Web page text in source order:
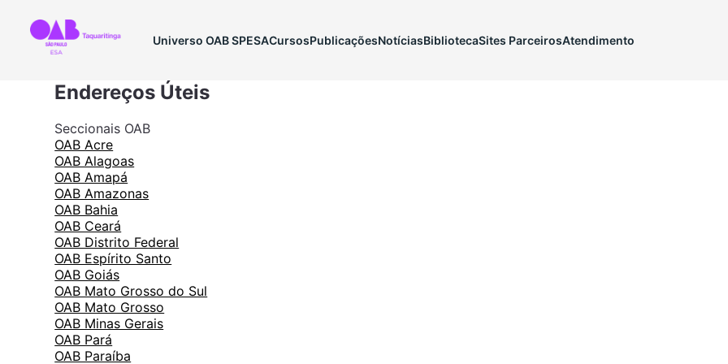
Universo OAB SPESACursosPublicaçõesNotíciasBibliotecaSites ParceirosAtendimento
Endereços Úteis
Seccionais OAB
OAB Acre
OAB Alagoas
OAB Amapá
OAB Amazonas
OAB Bahia
OAB Ceará
OAB Distrito Federal
OAB Espírito Santo
OAB Goiás
OAB Mato Grosso do Sul
OAB Mato Grosso
OAB Minas Gerais
OAB Pará
OAB Paraíba